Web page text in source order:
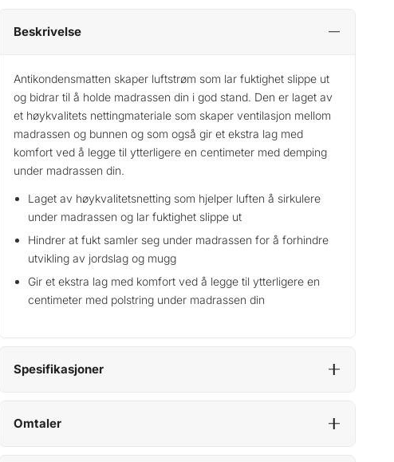
Beskrivelse
Antikondensmatten skaper luftstrøm som lar fuktighet slippe ut
og bidrar til å holde madrassen din i god stand. Den er laget av
et høykvalitets nettingmateriale som skaper ventilasjon mellom
madrassen og bunnen og som også gir et ekstra lag med
komfort ved å legge til ytterligere en centimeter med demping
under madrassen din.
Laget av høykvalitetsnetting som hjelper luften å sirkulere
under madrassen og lar fuktighet slippe ut
Hindrer at fukt samler seg under madrassen for å forhindre
utvikling av jordslag og mugg
Gir et ekstra lag med komfort ved å legge til ytterligere en
centimeter med polstring under madrassen din
Spesifikasjoner
Omtaler